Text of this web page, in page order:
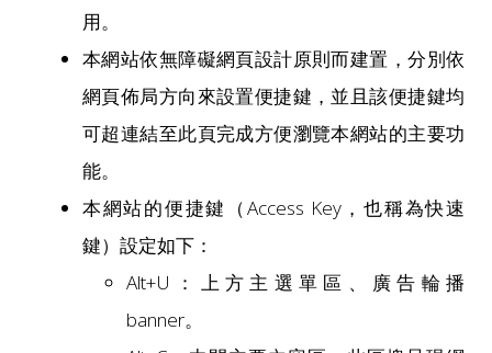
用。
本網站依無障礙網頁設計原則而建置，分別依
網頁佈局方向來設置便捷鍵，並且該便捷鍵均
可超連結至此頁完成方便瀏覽本網站的主要功
能。
本網站的便捷鍵（Access Key，也稱為快速
鍵）設定如下：
Alt+U：上方主選單區、廣告輪播
banner。